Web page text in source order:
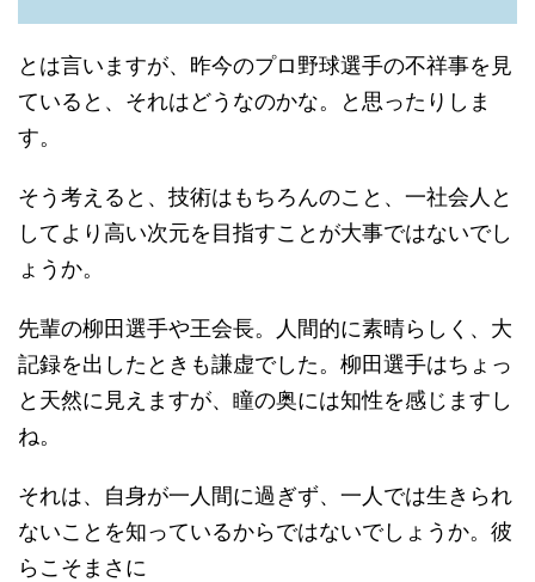
とは言いますが、昨今のプロ野球選手の不祥事を見
ていると、それはどうなのかな。と思ったりしま
す。
そう考えると、技術はもちろんのこと、一社会人と
してより高い次元を目指すことが大事ではないでし
ょうか。
先輩の柳田選手や王会長。人間的に素晴らしく、大
記録を出したときも謙虚でした。柳田選手はちょっ
と天然に見えますが、瞳の奥には知性を感じますし
ね。
それは、自身が一人間に過ぎず、一人では生きられ
ないことを知っているからではないでしょうか。彼
らこそまさに